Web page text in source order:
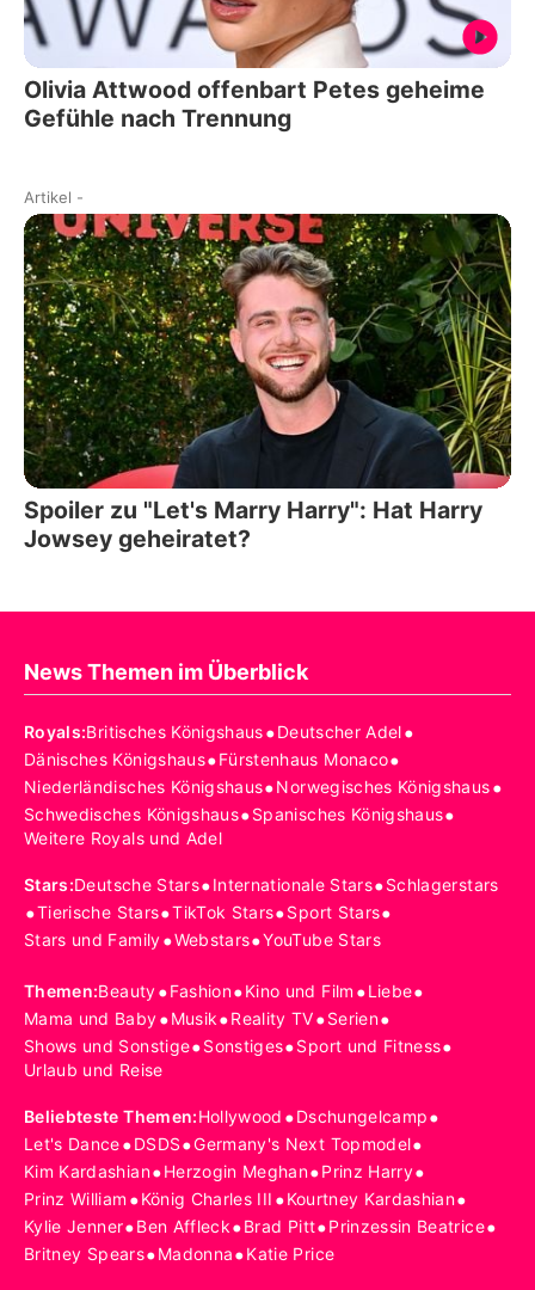
Olivia Attwood offenbart Petes geheime
Gefühle nach Trennung
Artikel -
Spoiler zu "Let's Marry Harry": Hat Harry
Jowsey geheiratet?
News Themen im Überblick
Royals:Britisches Königshaus•Deutscher Adel•
Dänisches Königshaus•Fürstenhaus Monaco•
Niederländisches Königshaus•Norwegisches Königshaus•
Schwedisches Königshaus•Spanisches Königshaus•
Weitere Royals und Adel
Stars:Deutsche Stars•Internationale Stars•Schlagerstars
•Tierische Stars•TikTok Stars•Sport Stars•
Stars und Family•Webstars•YouTube Stars
Themen:Beauty•Fashion•Kino und Film •Liebe•
Mama und Baby•Musik•Reality TV•Serien•
Shows und Sonstige•Sonstiges•Sport und Fitness•
Urlaub und Reise
Beliebteste Themen:Hollywood •Dschungelcamp•
Let's Dance•DSDS•Germany's Next Topmodel•
Kim Kardashian•Herzogin Meghan•Prinz Harry•
Prinz William •König Charles III •Kourtney Kardashian•
Kylie Jenner•Ben Affleck•Brad Pitt•Prinzessin Beatrice•
Britney Spears•Madonna•Katie Price